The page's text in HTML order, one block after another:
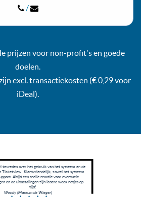
/
prijzen voor non-profit's en goede
doelen.
excl. transactiekosten (€ 0,29 voor
iDeal).
tevreden over het gebruik van het systeem en de
Ticketview! Klantvriendelijk, zowel het systeem
Altijd een snelle reactie voor eventuele
en de uitbetalingen zijn iedere week netjes op
tijd!
Wendy (Museum de Wieger)